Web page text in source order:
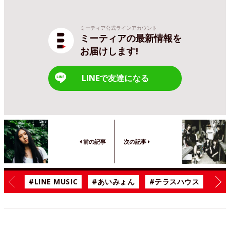
ミーティア公式ラインアカウント
ミーティアの最新情報を
お届けします!
LINEで友達になる
前の記事 次の記事
#LINE MUSIC #あいみょん #テラスハウス #漫